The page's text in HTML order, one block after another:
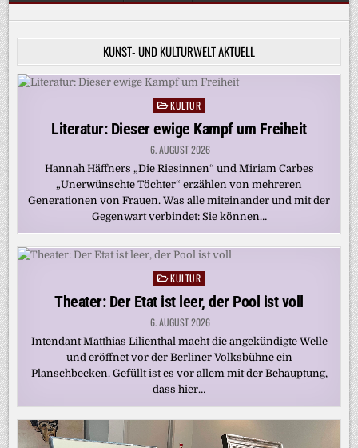
KUNST- UND KULTURWELT AKTUELL
PostedKULTUR
Literatur: Dieser ewige Kampf um Freiheit
6. AUGUST 2026
Hannah Häffners „Die Riesinnen“ und Miriam Carbes
„Unerwünschte Töchter“ erzählen von mehreren
Generationen von Frauen. Was alle miteinander und mit der
Gegenwart verbindet: Sie können…
Posted
in
KULTUR
Theater: Der Etat ist leer, der Pool ist voll
6. AUGUST 2026
Intendant Matthias Lilienthal macht die angekündigte Welle
und eröffnet vor der Berliner Volksbühne ein
Planschbecken. Gefüllt ist es vor allem mit der Behauptung,
dass hier…